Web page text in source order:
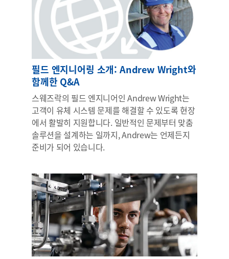
필드 엔지니어링 소개: Andrew Wright와
함께한 Q&A
스웨즈락의 필드 엔지니어인 Andrew Wright는
고객이 유체 시스템 문제를 해결할 수 있도록 현장
에서 활발히 지원합니다. 일반적인 문제부터 맞춤
솔루션을 설계하는 일까지, Andrew는 언제든지
준비가 되어 있습니다.